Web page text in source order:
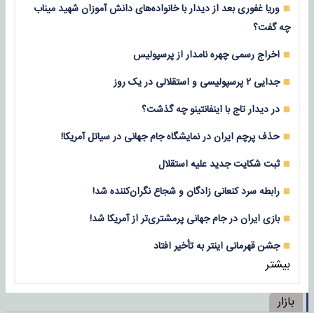
وریا غفوری بعد از دیدار با خانواده‌های دانش آموزان شهید میناب
چه گفت؟
اخراج رسمی چهره نامدار از پرسپولیس
جدایی ۲ پرسپولیسی و استقلالی در یک روز
در دیدار تاج با اینفانتینو چه گذشت؟
حذف پرچم ایران در نمایشگاه جام جهانی در سیاتل آمریکا!
ثبت شکایت جدید علیه استقلال
رابطه سرد کنعانی زادگان و شجاع نگران‌کننده شد!
بازی‌ ایران در جام جهانی پرمشتری‌تر از آمریکا شد!
جشن قهرمانی اینتر به تأخیر افتاد
بیشتر
بازار